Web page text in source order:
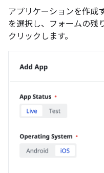
アプリケーションを作成
を選択し、フォームの残
クリックします。